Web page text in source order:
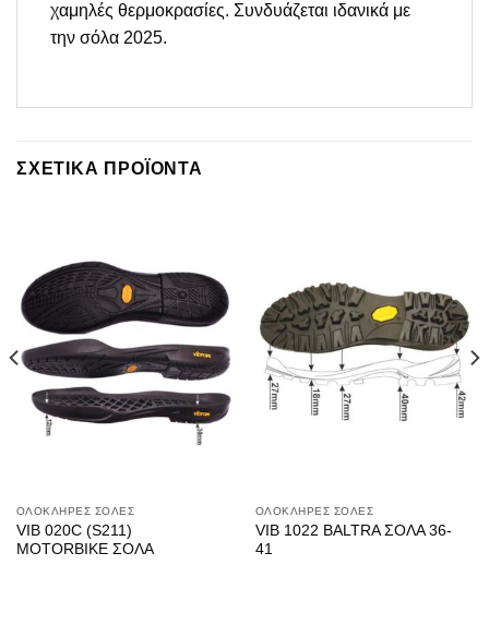
χαμηλές θερμοκρασίες. Συνδυάζεται ιδανικά με
την σόλα 2025.
ΣΧΕΤΙΚΆ ΠΡΟΪΌΝΤΑ
ΟΛΟΚΛΗΡΕΣ ΣΟΛΕΣ
VIB 020C (S211)
MOTORBIKE ΣΟΛΑ
ΟΛΟΚΛΗΡΕΣ ΣΟΛΕΣ
VIB 1022 BALTRA ΣΟΛΑ 36-
41